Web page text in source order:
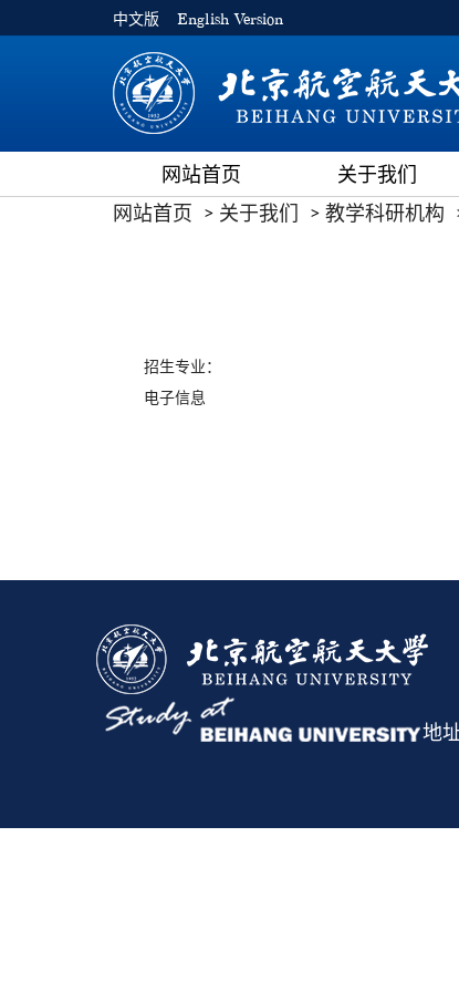
中文版 English Version
网站首页 关于我们
网站首页
关于我们 教学科研机构
招生专业：
电子信息
地